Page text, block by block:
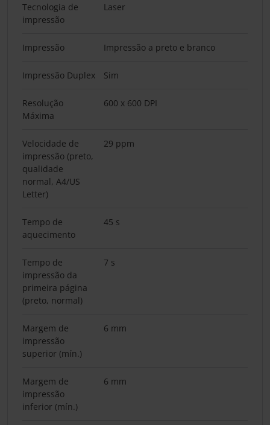
Tecnologia de
impressão
Laser
Impressão Impressão a preto e branco
Impressão Duplex Sim
Resolução
Máxima
600 x 600 DPI
Velocidade de
impressão (preto,
qualidade
normal, A4/US
Letter)
29 ppm
Tempo de
aquecimento
45 s
Tempo de
impressão da
primeira página
(preto, normal)
7 s
Margem de
impressão
superior (mín.)
6 mm
Margem de
impressão
inferior (mín.)
6 mm